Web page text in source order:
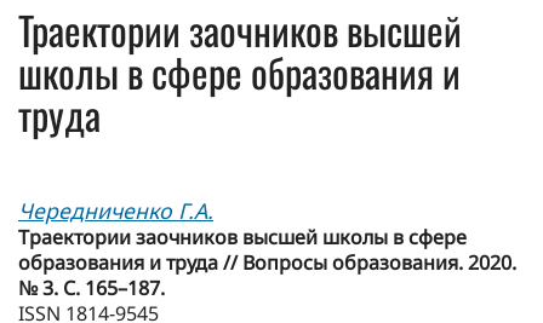
Траектории заочников высшей
школы в сфере образования и
труда
Чередниченко Г.А.
Траектории заочников высшей школы в сфере
образования и труда // Вопросы образования. 2020.
№ 3. С. 165–187.
ISSN 1814-9545